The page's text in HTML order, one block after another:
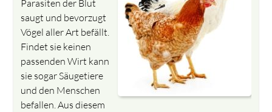
Parasiten der Blut
saugt und bevorzugt
Vögel aller Art befällt.
Findet sie keinen
passenden Wirt kann
sie sogar Säugetiere
und den Menschen
befallen. Aus diesem